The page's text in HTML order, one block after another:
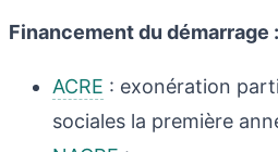
Financement du démarrage :
ACRE : exonération
sociales la première